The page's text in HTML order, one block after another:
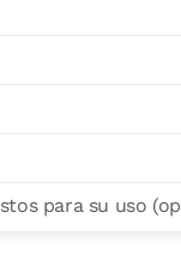
para su uso